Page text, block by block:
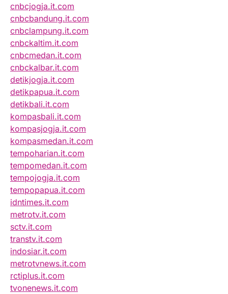
cnbcjogja.it.com
cnbcbandung.it.com
cnbclampung.it.com
cnbckaltim.it.com
cnbcmedan.it.com
cnbckalbar.it.com
detikjogja.it.com
detikpapua.it.com
detikbali.it.com
kompasbali.it.com
kompasjogja.it.com
kompasmedan.it.com
tempoharian.it.com
tempomedan.it.com
tempojogja.it.com
tempopapua.it.com
idntimes.it.com
metrotv.it.com
sctv.it.com
transtv.it.com
indosiar.it.com
metrotvnews.it.com
rctiplus.it.com
tvonenews.it.com